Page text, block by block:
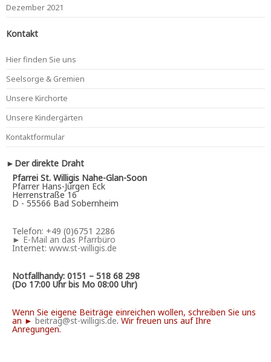
Dezember 2021
Kontakt
Hier finden Sie uns
Seelsorge & Gremien
Unsere Kirchorte
Unsere Kindergärten
Kontaktformular
►Der direkte Draht
Pfarrei St. Willigis Nahe-Glan-Soon
Pfarrer Hans-Jürgen Eck
Herrenstraße 16
D - 55566 Bad Sobernheim
Telefon: +49 (0)6751 2286
► E-Mail an das Pfarrbüro
Internet: www.st-willigis.de
Notfallhandy: 0151 – 518 68 298
(Do 17:00 Uhr bis Mo 08:00 Uhr)
Wenn Sie eigene Beiträge einreichen wollen, schreiben Sie uns
an ► beitrag@st-willigis.de. Wir freuen uns auf Ihre
Anregungen.